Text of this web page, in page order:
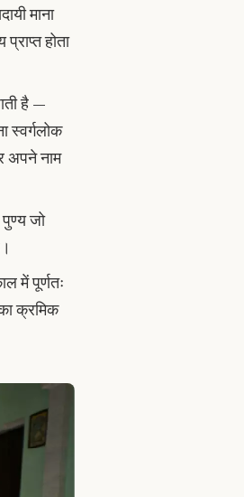
माना
होता
है —
स्वर्गलोक
अपने नाम
जो
में पूर्णतः
क्रमिक